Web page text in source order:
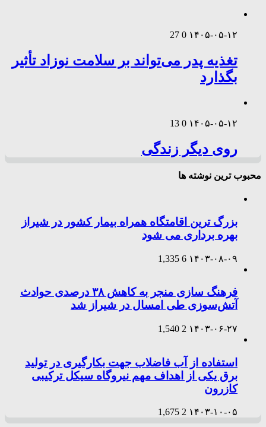
۱۴۰۵-۰۵-۱۲ 0
27
تغذیه پدر می‌تواند بر سلامت نوزاد تأثیر
بگذارد
۱۴۰۵-۰۵-۱۲ 0
13
روی دیگر زندگی
محبوب ترین نوشته ها
بزرگ ترین اقامتگاه همراه بیمار کشور در شیراز
بهره برداری می شود
۱۴۰۳-۰۸-۰۹ 6
1,335
فرهنگ سازی منجر به کاهش ۳۸ درصدی حوادث
آتش‌سوزی طی امسال در شیراز شد
۱۴۰۳-۰۶-۲۷ 2
1,540
استفاده از آب فاضلاب جهت بکارگیری در تولید
برق یکی از اهداف مهم نیروگاه سیکل ترکیبی
کازرون
۱۴۰۳-۱۰-۰۵ 2
1,675